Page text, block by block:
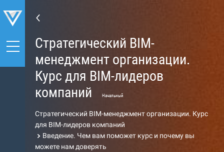
Стратегический BIM-
менеджмент организации.
Курс для BIM-лидеров
компаний
Начальный
Стратегический BIM-менеджмент организации. Курс
для BIM-лидеров компаний
Введение. Чем вам поможет курс и почему вы
можете нам доверять